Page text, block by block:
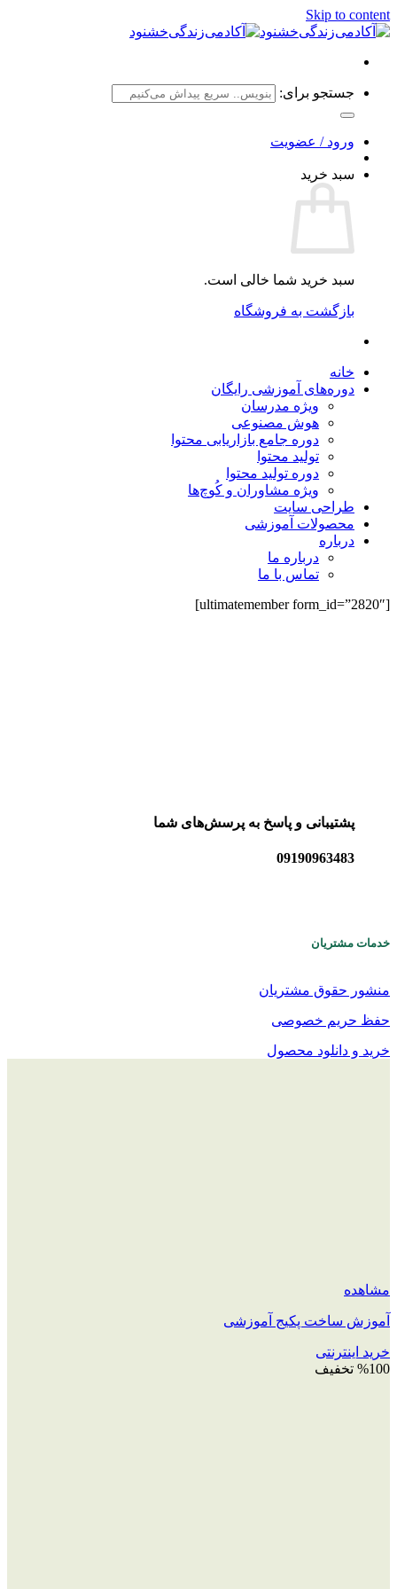
Skip to content
جستجو برای:
ورود / عضویت
سبد خرید
سبد خرید شما خالی است.
بازگشت به فروشگاه
خانه
دوره‌های آموزشی رایگان
ویژه مدرسان
هوش مصنوعی
دوره جامع بازاریابی محتوا
تولید محتوا
دوره تولید محتوا
ویژه مشاوران و کُوچ‌ها
طراحی سایت
محصولات آموزشی
درباره
درباره ما
تماس با ما
[ultimatemember form_id=”2820″]
پشتیبانی و پاسخ به پرسش‌های شما
09190963483
خدمات مشتریان
منشور حقوق مشتریان
حفظ حریم خصوصی
خرید و دانلود محصول
مشاهده
آموزش ساخت پکیج آموزشی
خرید اینترنتی
%100 تخفیف